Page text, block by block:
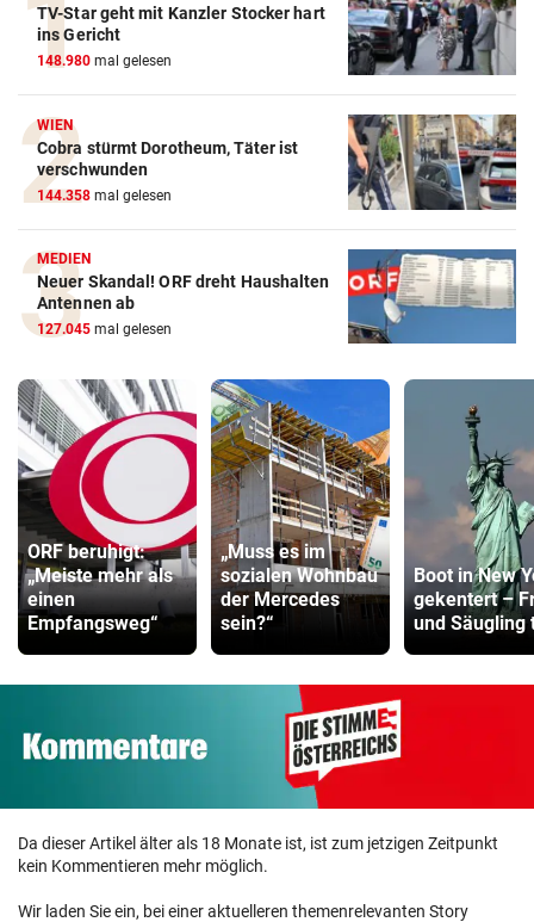
TV-Star geht mit Kanzler Stocker hart
ins Gericht
148.980 mal gelesen
WIEN
Cobra stürmt Dorotheum, Täter ist
verschwunden
144.358 mal gelesen
MEDIEN
Neuer Skandal! ORF dreht Haushalten
Antennen ab
127.045 mal gelesen
ORF beruhigt:
„Meiste mehr als
einen
Empfangsweg“
„Muss es im
sozialen Wohnbau
der Mercedes
sein?“
Boot in New
gekentert –
und Säugling
Da dieser Artikel älter als 18 Monate ist, ist zum jetzigen Zeitpunkt
kein Kommentieren mehr möglich.
Wir laden Sie ein, bei einer aktuelleren themenrelevanten Story